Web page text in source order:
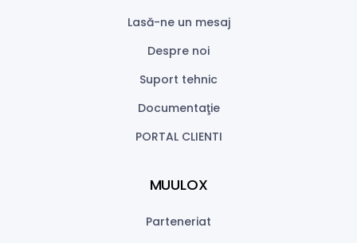
Lasă-ne un mesaj
Despre noi
Suport tehnic
Documentaţie
PORTAL CLIENTI
MUULOX
Parteneriat